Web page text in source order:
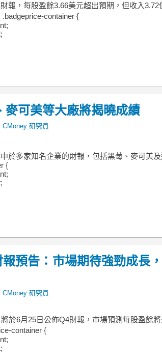
報，每股盈餘3.66美元超出預期，但收入3.72
container {
可美等大廠將揭曉成績
CMoney 研究員
於多家知名企業的財報，包括黑莓、麥可美及
{
預告：市場期待強勁成長，
CMoney 研究員
於6月25日公佈Q4財報，市場預測每股盈餘
container {